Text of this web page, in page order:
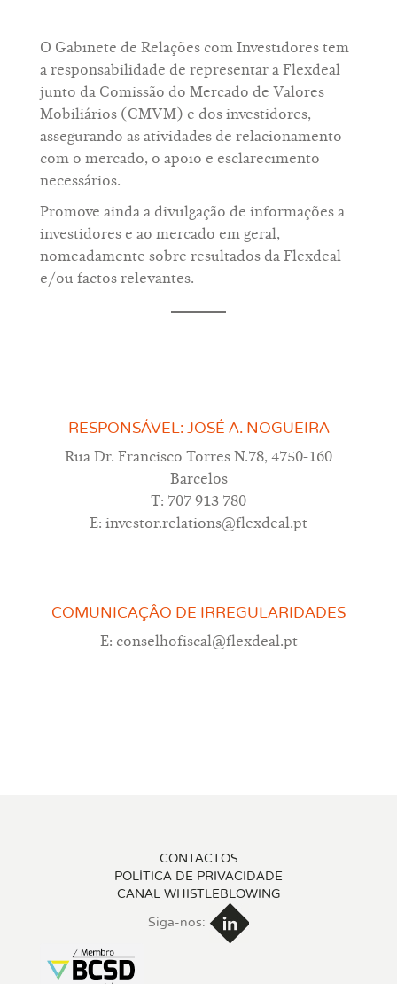
O Gabinete de Relações com Investidores tem
a responsabilidade de representar a Flexdeal
junto da Comissão do Mercado de Valores
Mobiliários (CMVM) e dos investidores,
assegurando as atividades de relacionamento
com o mercado, o apoio e esclarecimento
necessários.
Promove ainda a divulgação de informações a
investidores e ao mercado em geral,
nomeadamente sobre resultados da Flexdeal
e/ou factos relevantes.
RESPONSÁVEL: JOSÉ A. NOGUEIRA
Rua Dr. Francisco Torres N.78, 4750-160
Barcelos
T: 707 913 780
E: investor.relations@flexdeal.pt
COMUNICAÇÂO DE IRREGULARIDADES
E: conselhofiscal@flexdeal.pt
CONTACTOS
POLÍTICA DE PRIVACIDADE
CANAL WHISTLEBLOWING
Siga-nos: